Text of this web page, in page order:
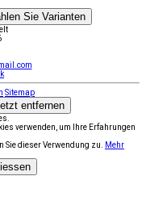
Sie Varianten
Sitemap
entfernen
verwenden, um Ihre Erfahrungen
Sie dieser Verwendung zu.
Mehr